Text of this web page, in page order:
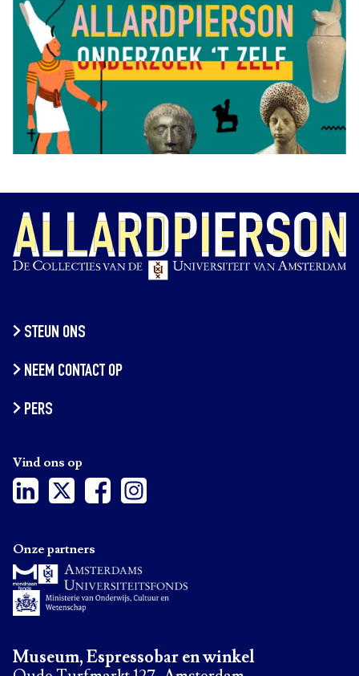
STEUN ONS
NEEM CONTACT OP
PERS
Vind ons op
Museum, Espressobar en winkel
Onze partners